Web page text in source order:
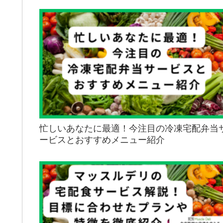
忙しいあなたに最適！今注目の冷凍宅配弁当
ービスとおすすめメニュー紹介